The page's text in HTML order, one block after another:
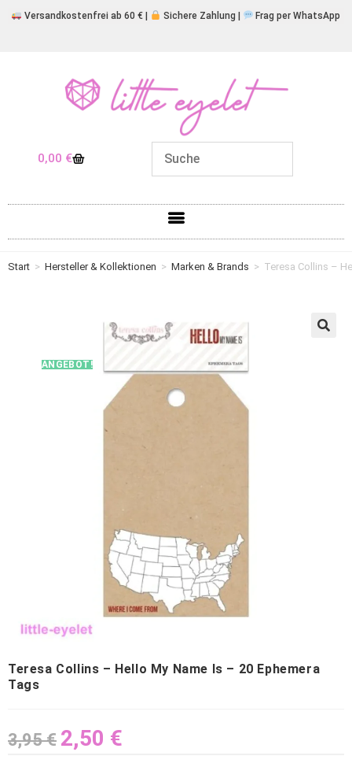
Versandkostenfrei ab 60 € | Sichere Zahlung | Frag per WhatsApp
0,00 €
Start > Hersteller & Kollektionen > Marken & Brands > Teresa Collins –
ANGEBOT!
Teresa Collins – Hello My Name Is – 20 Ephemera
Tags
3,95€ 2,50 €